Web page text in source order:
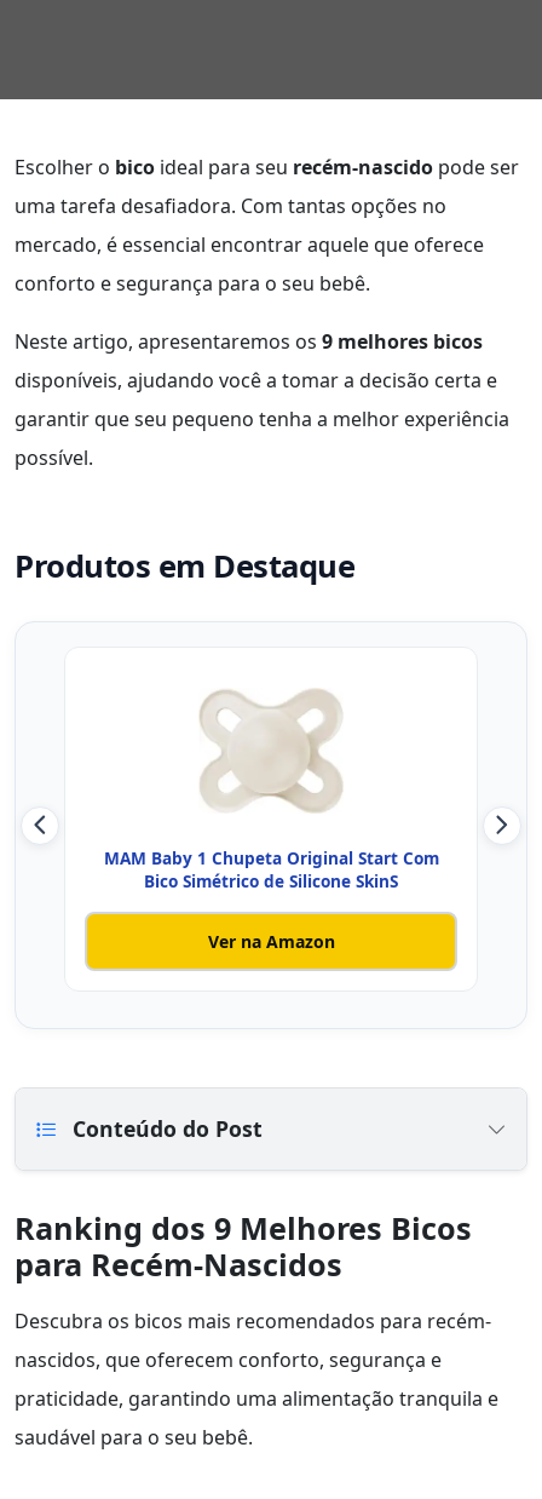
Escolher o bico ideal para seu recém-nascido pode ser
uma tarefa desafiadora. Com tantas opções no
mercado, é essencial encontrar aquele que oferece
conforto e segurança para o seu bebê.
Neste artigo, apresentaremos os 9 melhores bicos
disponíveis, ajudando você a tomar a decisão certa e
garantir que seu pequeno tenha a melhor experiência
possível.
Produtos em Destaque
MAM Baby 1 Chupeta Original Start Com
Bico Simétrico de Silicone SkinS
Ver na Amazon
Conteúdo do Post
Ranking dos 9 Melhores Bicos
para Recém-Nascidos
Descubra os bicos mais recomendados para recém-
nascidos, que oferecem conforto, segurança e
praticidade, garantindo uma alimentação tranquila e
saudável para o seu bebê.